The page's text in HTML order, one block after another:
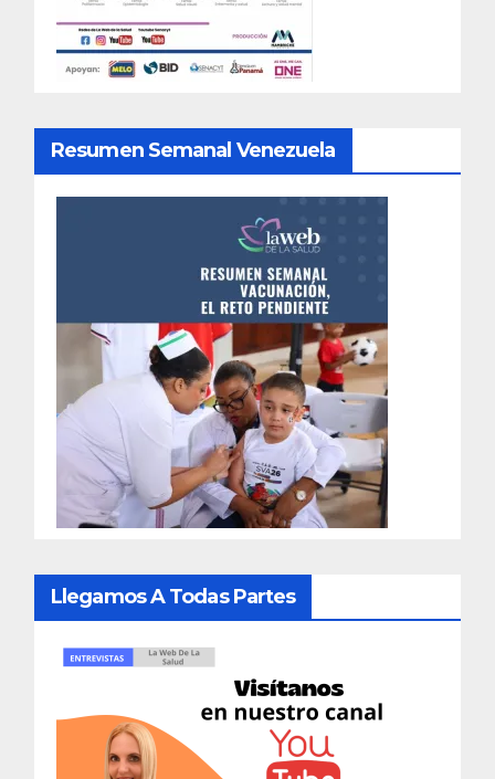
Resumen Semanal Venezuela
Llegamos A Todas Partes